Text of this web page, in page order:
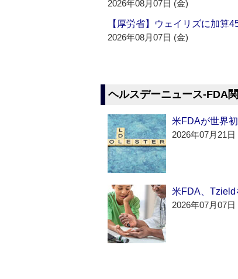
2026年08月07日 (金)
【厚労省】ウェイリズに加算
2026年08月07日 (金)
ヘルスデーニュース‐FDA
米FDAが世界
2026年07月21日
米FDA、Tzield
2026年07月07日